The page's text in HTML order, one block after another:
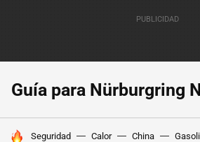
Guía para Nürburgring
HOY SE HABLA DE
Seguridad Calor China